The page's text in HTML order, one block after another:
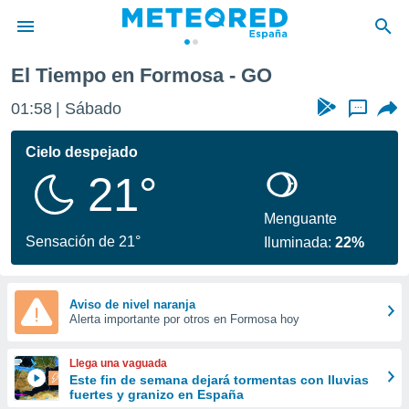
de
por
se
calidad.
a este
las
y
forma
digital
basada
El Tiempo en Formosa - GO
01:58 Sábado ...
Cielo despejado
21°
Sensación de 21°
Menguante
Iluminada:22%
Aviso de nivel naranja
Alerta importante por otros en Formosa hoy
Llega una vaguada
Este fin de semana dejará tormentas con lluvias
fuertes y granizo en España